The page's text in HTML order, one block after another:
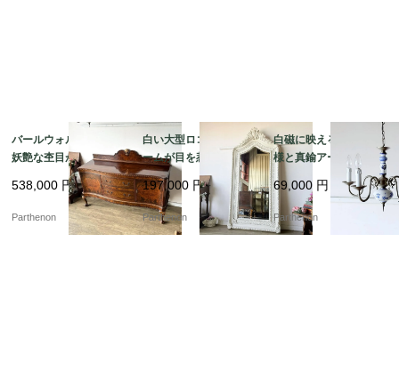
バールウォルナットの
妖艶な杢目が目を惹
く、空間を優雅に彩る
チッペンデール様式の
サイドボード【ds43-
538,000 円
Parthenon
白い大型ロココ調フレ
ームが目を惹く、空間
を優雅に彩るアンティ
ーク調の大型スタンド
ミラー【fo244】
197,000 円
Parthenon
白磁に映える青い花模
様と真鍮アームのコン
トラスト。爽やかな気
品を漂わせる陶器製5灯
式シャンデリア【sy47
6】
69,000 円
Parthenon